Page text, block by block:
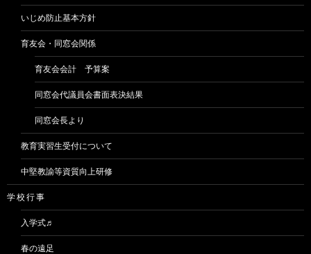
いじめ防止基本方針
育友会・同窓会関係
育友会会計 予算案
同窓会代議員会書面表決結果
同窓会長より
教育実習生受付について
中堅教諭等資質向上研修
学 校 行 事
入学式♬
春の遠足